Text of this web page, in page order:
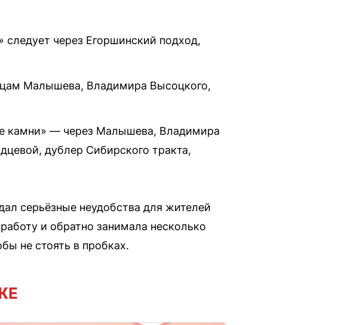
через Егоршинский подход,
Малышева, Владимира Высоцкого,
камни» — через Малышева, Владимира
дублер Сибирского тракта,
серьёзные неудобства для жителей
и обратно занимала несколько
не стоять в пробках.